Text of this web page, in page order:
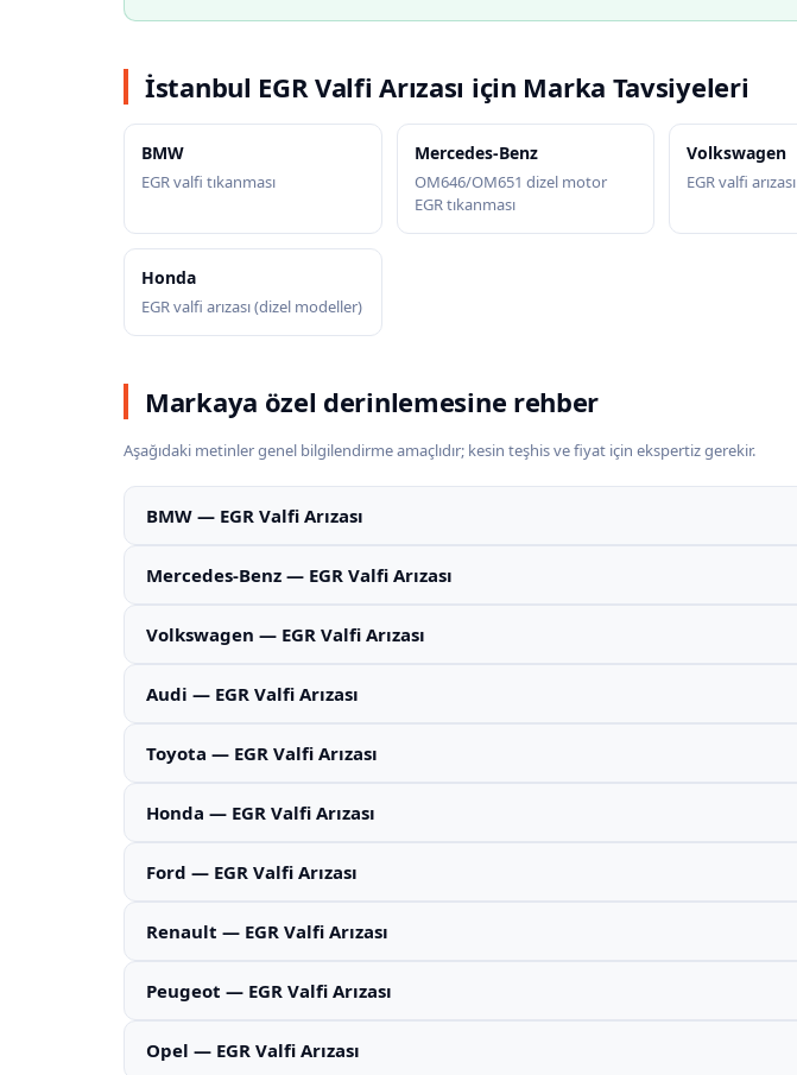
İstanbul EGR Valfi Arızası için Marka Tavsiyeleri
BMW
EGR valfi tıkanması
Mercedes-Benz
OM646/OM651 dizel motor
EGR tıkanması
Volkswagen
EGR valfi arızası
Honda
EGR valfi arızası (dizel modeller)
Markaya özel derinlemesine rehber
Aşağıdaki metinler genel bilgilendirme amaçlıdır; kesin teşhis ve fiyat için ekspertiz gerekir.
BMW — EGR Valfi Arızası
Mercedes-Benz — EGR Valfi Arızası
Volkswagen — EGR Valfi Arızası
Audi — EGR Valfi Arızası
Toyota — EGR Valfi Arızası
Honda — EGR Valfi Arızası
Ford — EGR Valfi Arızası
Renault — EGR Valfi Arızası
Peugeot — EGR Valfi Arızası
Opel — EGR Valfi Arızası